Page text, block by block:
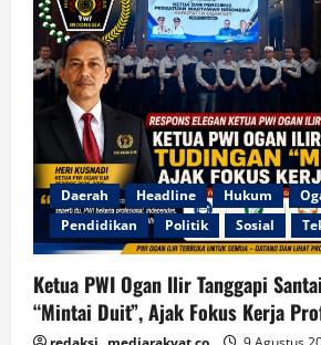
Daerah Headline Hukum
Pendidikan
Politik Sosial
Ketua PWI Ogan Ilir Tanggapi
“Mintai Duit”, Ajak Fokus Kerja